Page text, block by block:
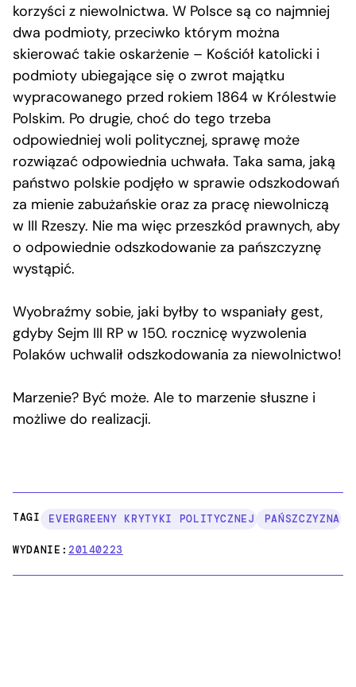
korzyści z niewolnictwa. W Polsce są co najmniej
dwa podmioty, przeciwko którym można
skierować takie oskarżenie – Kościół katolicki i
podmioty ubiegające się o zwrot majątku
wypracowanego przed rokiem 1864 w Królestwie
Polskim. Po drugie, choć do tego trzeba
odpowiedniej woli politycznej, sprawę może
rozwiązać odpowiednia uchwała. Taka sama, jaką
państwo polskie podjęło w sprawie odszkodowań
za mienie zabużańskie oraz za pracę niewolniczą
w III Rzeszy. Nie ma więc przeszkód prawnych, aby
o odpowiednie odszkodowanie za pańszczyznę
wystąpić.
Wyobraźmy sobie, jaki byłby to wspaniały gest,
gdyby Sejm III RP w 150. rocznicę wyzwolenia
Polaków uchwalił odszkodowania za niewolnictwo!
Marzenie? Być może. Ale to marzenie słuszne i
możliwe do realizacji.
TAGI: EVERGREENY KRYTYKI POLITYCZNEJ PAŃSZCZYZNA
WYDANIE:20140223